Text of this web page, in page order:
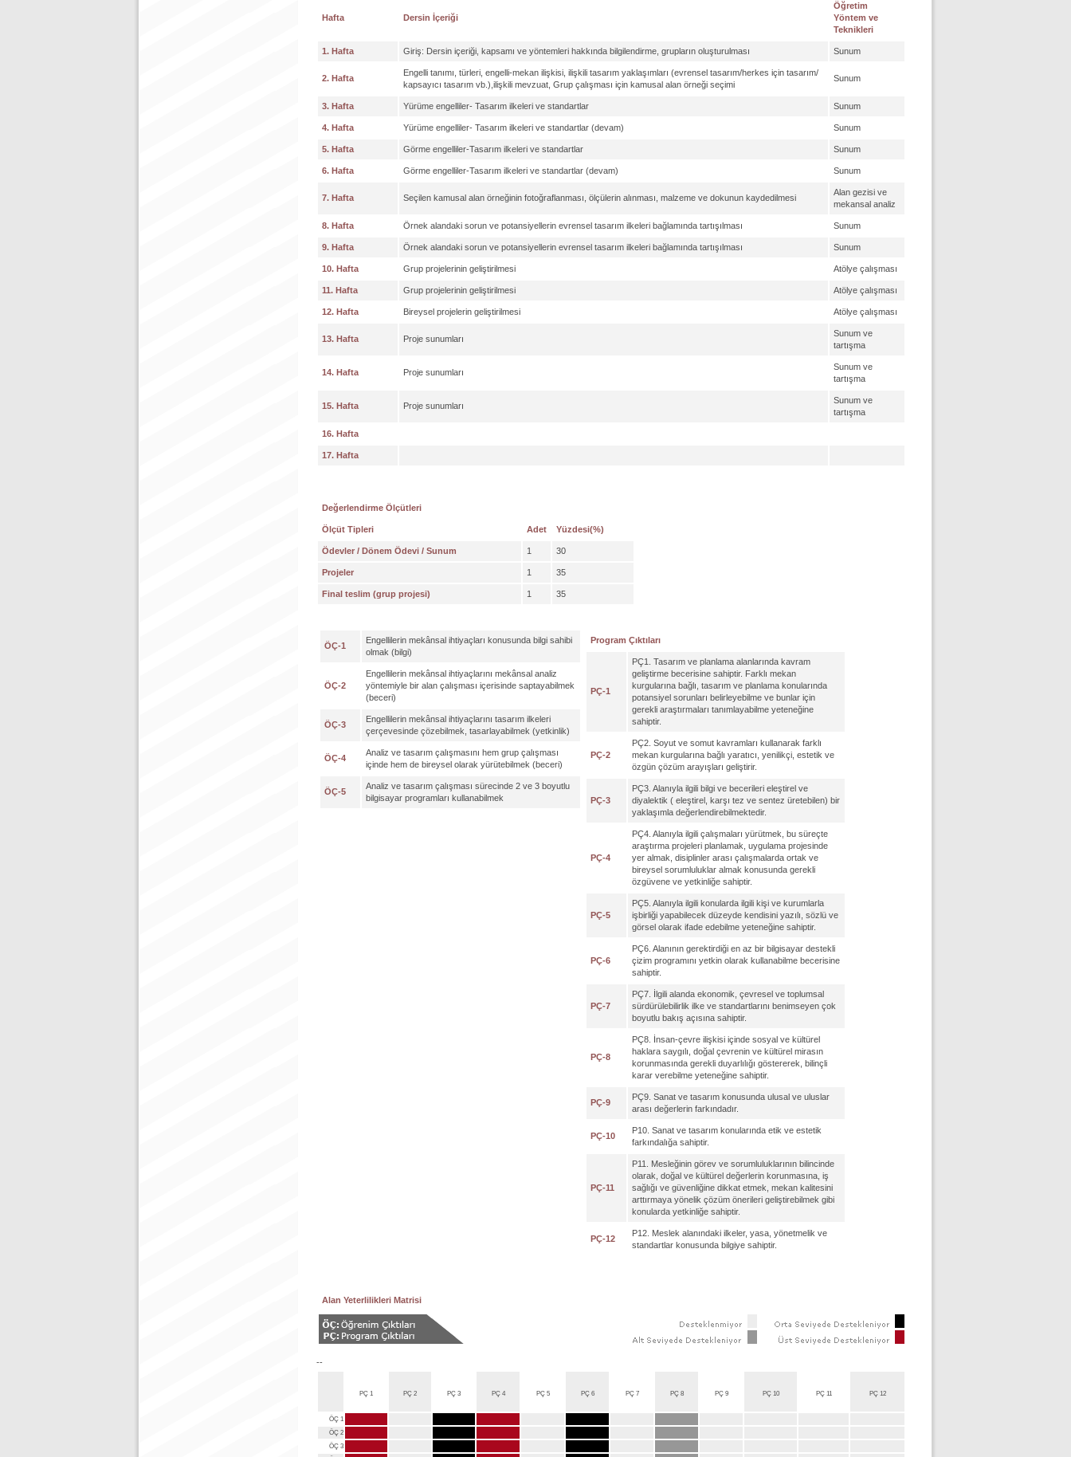
Hafta Dersin İçeriği
Öğretim
Yöntem ve
Teknikleri
1. Hafta Giriş: Dersin içeriği, kapsamı ve yöntemleri hakkında bilgilendirme, grupların oluşturulması Sunum
2. Hafta
Engelli tanımı, türleri, engelli-mekan ilişkisi, ilişkili tasarım yaklaşımları (evrensel tasarım/herkes için tasarım/
kapsayıcı tasarım vb.),ilişkili mevzuat, Grup çalışması için kamusal alan örneği seçimi
Sunum
3. Hafta Yürüme engelliler- Tasarım ilkeleri ve standartlar Sunum
4. Hafta Yürüme engelliler- Tasarım ilkeleri ve standartlar (devam) Sunum
5. Hafta Görme engelliler-Tasarım ilkeleri ve standartlar Sunum
6. Hafta Görme engelliler-Tasarım ilkeleri ve standartlar (devam) Sunum
7. Hafta Seçilen kamusal alan örneğinin fotoğraflanması, ölçülerin alınması, malzeme ve dokunun kaydedilmesi
Alan gezisi ve
mekansal analiz
8. Hafta Örnek alandaki sorun ve potansiyellerin evrensel tasarım ilkeleri bağlamında tartışılması Sunum
9. Hafta Örnek alandaki sorun ve potansiyellerin evrensel tasarım ilkeleri bağlamında tartışılması Sunum
10. Hafta Grup projelerinin geliştirilmesi Atölye çalışması
11. Hafta Grup projelerinin geliştirilmesi Atölye çalışması
12. Hafta Bireysel projelerin geliştirilmesi Atölye çalışması
13. Hafta Proje sunumları
Sunum ve
tartışma
14. Hafta Proje sunumları
Sunum ve
tartışma
15. Hafta Proje sunumları
Sunum ve
tartışma
16. Hafta
17. Hafta
Değerlendirme Ölçütleri
Ölçüt Tipleri Adet Yüzdesi(%)
Ödevler / Dönem Ödevi / Sunum 1 30
Projeler 1 35
Final teslim (grup projesi) 1 35
ÖÇ-1
Engellilerin mekânsal ihtiyaçları konusunda bilgi sahibi
olmak (bilgi)
ÖÇ-2
Engellilerin mekânsal ihtiyaçlarını mekânsal analiz
yöntemiyle bir alan çalışması içerisinde saptayabilmek
(beceri)
ÖÇ-3
Engellilerin mekânsal ihtiyaçlarını tasarım ilkeleri
çerçevesinde çözebilmek, tasarlayabilmek (yetkinlik)
ÖÇ-4
Analiz ve tasarım çalışmasını hem grup çalışması
içinde hem de bireysel olarak yürütebilmek (beceri)
ÖÇ-5
Analiz ve tasarım çalışması sürecinde 2 ve 3 boyutlu
bilgisayar programları kullanabilmek
Program Çıktıları
PÇ-1
PÇ1. Tasarım ve planlama alanlarında kavram
geliştirme becerisine sahiptir. Farklı mekan
kurgularına bağlı, tasarım ve planlama konularında
potansiyel sorunları belirleyebilme ve bunlar için
gerekli araştırmaları tanımlayabilme yeteneğine
sahiptir.
PÇ-2
PÇ2. Soyut ve somut kavramları kullanarak farklı
mekan kurgularına bağlı yaratıcı, yenilikçi, estetik ve
özgün çözüm arayışları geliştirir.
PÇ-3
PÇ3. Alanıyla ilgili bilgi ve becerileri eleştirel ve
diyalektik ( eleştirel, karşı tez ve sentez üretebilen) bir
yaklaşımla değerlendirebilmektedir.
PÇ-4
PÇ4. Alanıyla ilgili çalışmaları yürütmek, bu süreçte
araştırma projeleri planlamak, uygulama projesinde
yer almak, disiplinler arası çalışmalarda ortak ve
bireysel sorumluluklar almak konusunda gerekli
özgüvene ve yetkinliğe sahiptir.
PÇ-5
PÇ5. Alanıyla ilgili konularda ilgili kişi ve kurumlarla
işbirliği yapabilecek düzeyde kendisini yazılı, sözlü ve
görsel olarak ifade edebilme yeteneğine sahiptir.
PÇ-6
PÇ6. Alanının gerektirdiği en az bir bilgisayar destekli
çizim programını yetkin olarak kullanabilme becerisine
sahiptir.
PÇ-7
PÇ7. İlgili alanda ekonomik, çevresel ve toplumsal
sürdürülebilirlik ilke ve standartlarını benimseyen çok
boyutlu bakış açısına sahiptir.
PÇ-8
PÇ8. İnsan-çevre ilişkisi içinde sosyal ve kültürel
haklara saygılı, doğal çevrenin ve kültürel mirasın
korunmasında gerekli duyarlılığı göstererek, bilinçli
karar verebilme yeteneğine sahiptir.
PÇ-9
PÇ9. Sanat ve tasarım konusunda ulusal ve uluslar
arası değerlerin farkındadır.
PÇ-10
P10. Sanat ve tasarım konularında etik ve estetik
farkındalığa sahiptir.
PÇ-11
P11. Mesleğinin görev ve sorumluluklarının bilincinde
olarak, doğal ve kültürel değerlerin korunmasına, iş
sağlığı ve güvenliğine dikkat etmek, mekan kalitesini
arttırmaya yönelik çözüm önerileri geliştirebilmek gibi
konularda yetkinliğe sahiptir.
PÇ-12
P12. Meslek alanındaki ilkeler, yasa, yönetmelik ve
standartlar konusunda bilgiye sahiptir.
Alan Yeterlilikleri Matrisi
--
PÇ 1 PÇ 2 PÇ 3 PÇ 4 PÇ 5 PÇ 6 PÇ 7 PÇ 8 PÇ 9 PÇ 10 PÇ 11 PÇ 12
ÖÇ 1
ÖÇ 2
ÖÇ 3